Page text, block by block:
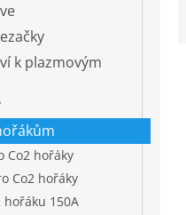
k plazmovým
Co2 hořáky
Co2 hořáky
hořáku 150A